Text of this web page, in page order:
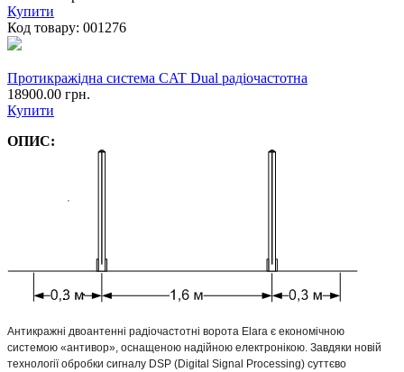
Купити
Код товару: 001276
Протикражідна система CAT Dual радіочастотна
18900.00 грн.
Купити
ОПИС:
Антикражні двоантенні радіочастотні ворота Elara є економічною
системою «антивор», оснащеною надійною електронікою. Завдяки новій
технології обробки сигналу DSP (Digital Signal Processing) суттєво